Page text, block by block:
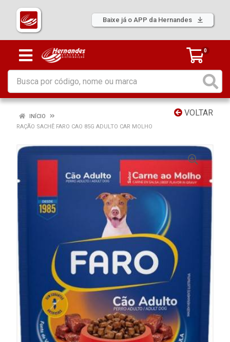
Baixe já o APP da Hernandes
0
VOLTAR
INÍCIO
RAÇÃO SACHÊ FARO CAO 85G ADULTO CAR MOLHO